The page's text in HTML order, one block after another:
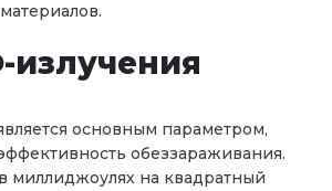
основным параметром,
обеззараживания.
миллиджоулях на квадратный